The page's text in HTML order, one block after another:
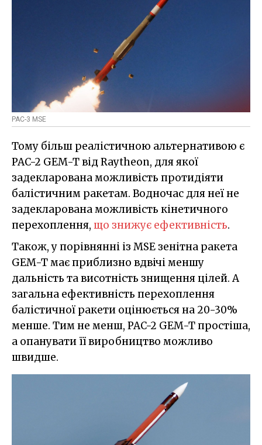
PAC-3 MSE
Тому більш реалістичною альтернативою є
PAC-2 GEM-T від Raytheon, для якої
задекларована можливість протидіяти
балістичним ракетам. Водночас для неї не
задекларована можливість кінетичного
перехоплення, що знижує ефективність.
Також, у порівнянні із MSE зенітна ракета
GEM-T має приблизно вдвічі меншу
дальність та висотність знищення цілей. А
загальна ефективність перехоплення
балістичної ракети оцінюється на 20-30%
менше. Тим не менш, PAC-2 GEM-T простіша,
а опанувати її виробництво можливо
швидше.